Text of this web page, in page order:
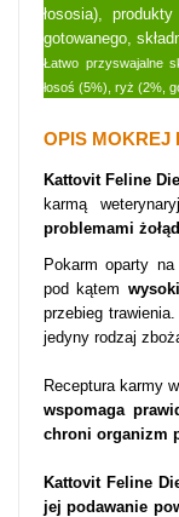
łososia),
gotowanego,
Łatwo przyswajalne
łosoś (5%), ryż (2%,
OPIS MOKREJ
Kattovit Feline
karmą
problemami
Pokarm oparty na
pod kątem
przebieg
jedyny rodzaj
Receptura karmy
wspomaga
chroni organizm
Kattovit Feline
jej podawanie